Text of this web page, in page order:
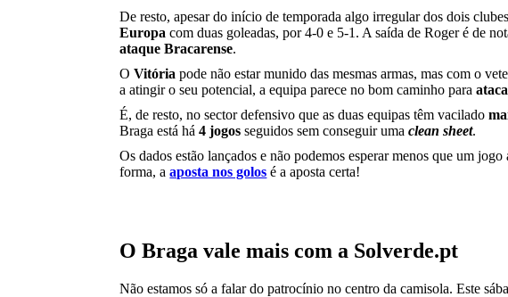
De resto, apesar do início de temporada algo irregular dos dois
Europa com duas goleadas, por 4-0 e 5-1. A saída de Roger é de
ataque Bracarense.
OVitória pode não estar munido das mesmas armas, mas com o
a atingir o seu potencial, a equipa parece no bom caminho para
É, de resto, no sector defensivo que as duas equipas têm vacilado
Braga está há4 jogos seguidos sem conseguir umaclean sheet.
Os dados estão lançados e não podemos esperar menos que um
forma, aaposta nos golos é a aposta certa!
O Braga vale mais com a Solverde.pt
Não estamos só a falar do patrocínio no centro da camisola. Este